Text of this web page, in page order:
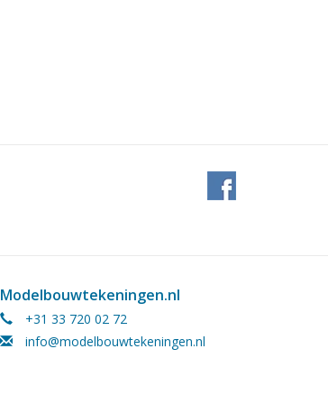
Modelbouwtekeningen.nl
+31 33 720 02 72
info@modelbouwtekeningen.nl